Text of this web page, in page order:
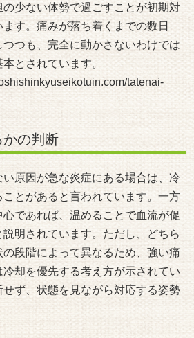
少ない体勢で過ごすことが初期対
す。痛みが落ち着くまでの数日
つも、完全に動かさないわけでは
とされています。
tatenai-
の判断
原因が急な炎症にある場合は、冷
とがあると言われています。一方
であれば、温めることで血流が促
明されています。ただし、どちら
段階によって異なるため、強い痛
却を優先する考え方が示されてい
せず、状態を見ながら対応する姿勢